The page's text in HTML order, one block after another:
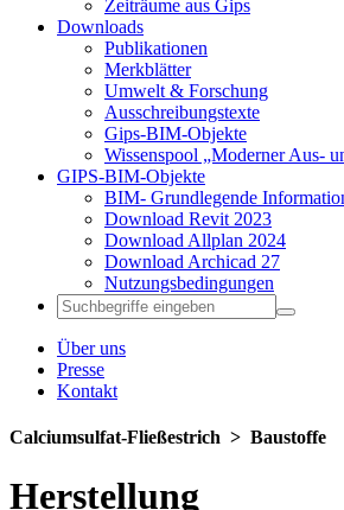
Zeiträume aus Gips
Downloads
Publikationen
Merkblätter
Umwelt & Forschung
Ausschreibungstexte
Gips-BIM-Objekte
Wissenspool „Moderner Aus-
GIPS-BIM-Objekte
BIM- Grundlegende
Download Revit 2023
Download Allplan 2024
Download Archicad 27
Nutzungsbedingungen
Über uns
Presse
Kontakt
Calciumsulfat-Fließestrich ­> Baustoffe
Herstellung